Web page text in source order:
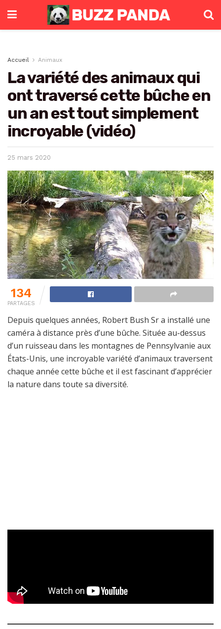
Accueil Animaux
La variété des animaux qui
ont traversé cette bûche en
un an est tout simplement
incroyable (vidéo)
25 mars 2020
134
PARTAGES
Depuis quelques années, Robert Bush Sr a installé une
caméra à distance près d’une bûche. Située au-dessus
d’un ruisseau dans les montagnes de Pennsylvanie aux
États-Unis, une incroyable variété d’animaux traversent
chaque année cette bûche et il est fascinant d’apprécier
la nature dans toute sa diversité.